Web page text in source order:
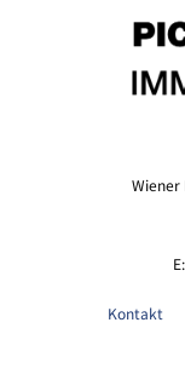
Wiener
E:
Kontakt